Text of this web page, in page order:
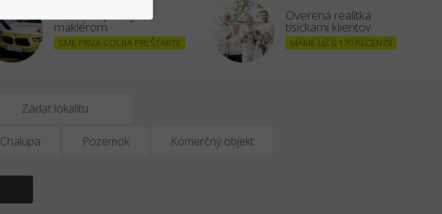
maklérom
SME PRVÁ VOĽBA PRI ŠTARTE
Overená realitka
tisíckami klientov
MÁME UŽ 6 170 RECENZIÍ
Chalupa Pozemok Komerčný objekt